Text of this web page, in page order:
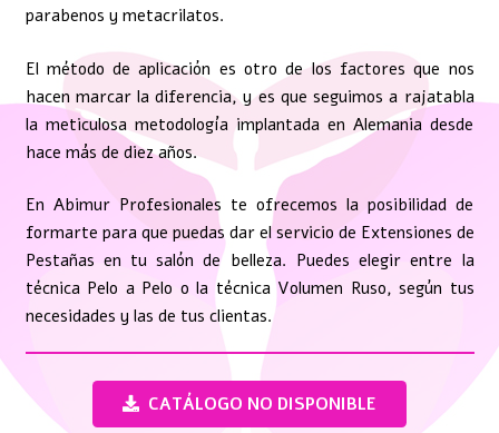
parabenos y metacrilatos.
El método de aplicación es otro de los factores que nos
hacen marcar la diferencia, y es que seguimos a rajatabla
la meticulosa metodología implantada en Alemania desde
hace más de diez años.
En Abimur Profesionales te ofrecemos la posibilidad de
formarte para que puedas dar el servicio de Extensiones de
Pestañas en tu salón de belleza. Puedes elegir entre la
técnica Pelo a Pelo o la técnica Volumen Ruso, según tus
necesidades y las de tus clientas.
CATÁLOGO NO DISPONIBLE